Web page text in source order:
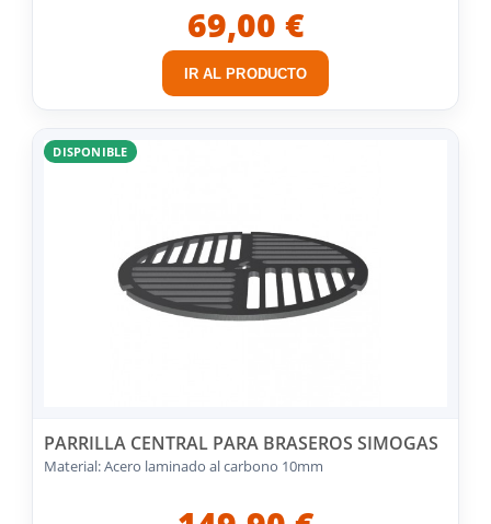
69,00 €
IR AL PRODUCTO
DISPONIBLE
PARRILLA CENTRAL PARA BRASEROS SIMOGAS
Material: Acero laminado al carbono 10mm